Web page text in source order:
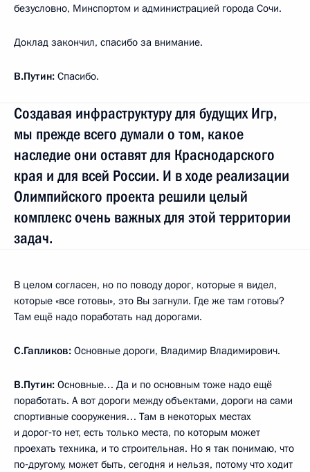
безусловно, Минспортом и администрацией города Сочи.
Доклад закончил, спасибо за внимание.
В.Путин: Спасибо.
Создавая инфраструктуру для будущих Игр,
мы прежде всего думали о том, какое
наследие они оставят для Краснодарского
края и для всей России. И в ходе реализации
Олимпийского проекта решили целый
комплекс очень важных для этой территории
задач.
В целом согласен, но по поводу дорог, которые я видел,
которые «все готовы», это Вы загнули. Где же там готовы?
Там ещё надо поработать над дорогами.
С.Гапликов: Основные дороги, Владимир Владимирович.
В.Путин: Основные… Да и по основным тоже надо ещё
поработать. А вот дороги между объектами, дороги на сами
спортивные сооружения… Там в некоторых местах
и дорог‑то нет, есть только места, по которым может
проехать техника, и то строительная. Но я так понимаю, что
по‑другому, может быть, сегодня и нельзя, потому что ходит